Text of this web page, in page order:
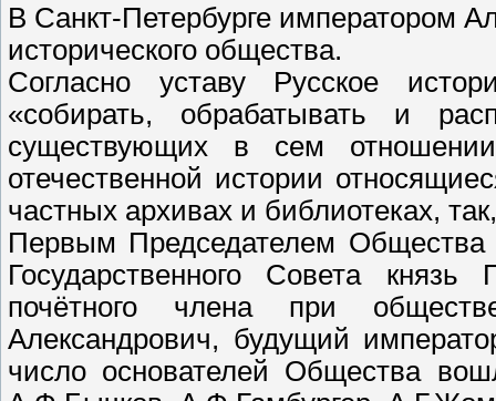
В Санкт-Петербурге императором
исторического общества.
Согласно уставу Русское
«собирать, обрабатывать и
существующих в сем
отечественной истории
частных архивах и библиотеках,
Первым Председателем Общества
Государственного Совета
почётного члена при
Александрович, будущий
число основателей Общества